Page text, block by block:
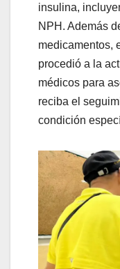
insulina,
NPH. Además
medicamentos,
procedió a la
médicos para
reciba el
condición